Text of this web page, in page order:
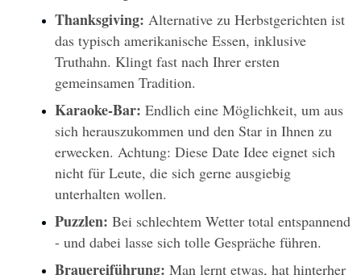
Thanksgiving: Alternative zu Herbstgerichten ist
das typisch amerikanische Essen, inklusive
Truthahn. Klingt fast nach Ihrer ersten
gemeinsamen Tradition.
Karaoke-Bar: Endlich eine Möglichkeit, um aus
sich herauszukommen und den Star in Ihnen zu
erwecken. Achtung: Diese Date Idee eignet sich
nicht für Leute, die sich gerne ausgiebig
unterhalten wollen.
Puzzlen: Bei schlechtem Wetter total entspannend
- und dabei lasse sich tolle Gespräche führen.
Brauereiführung: Man lernt etwas, hat hinterher